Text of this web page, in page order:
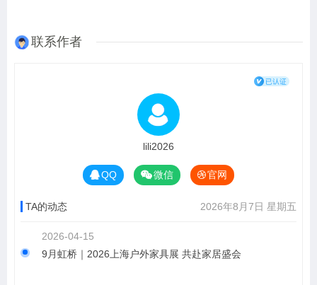
联系作者
lili2026
QQ 微信 官网
TA的动态 2026年8月7日 星期五
2026-04-15
9月虹桥｜2026上海户外家具展 共赴家居盛会